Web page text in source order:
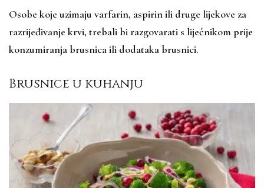
Osobe koje uzimaju varfarin, aspirin ili druge lijekove za
razrijeđivanje krvi, trebali bi razgovarati s liječnikom prije
konzumiranja brusnica ili dodataka brusnici.
Brusnice u kuhanju